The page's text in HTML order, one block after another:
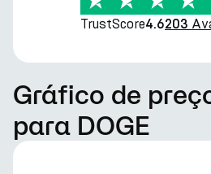
TrustScore4.6203
Gráfico de
para DOGE